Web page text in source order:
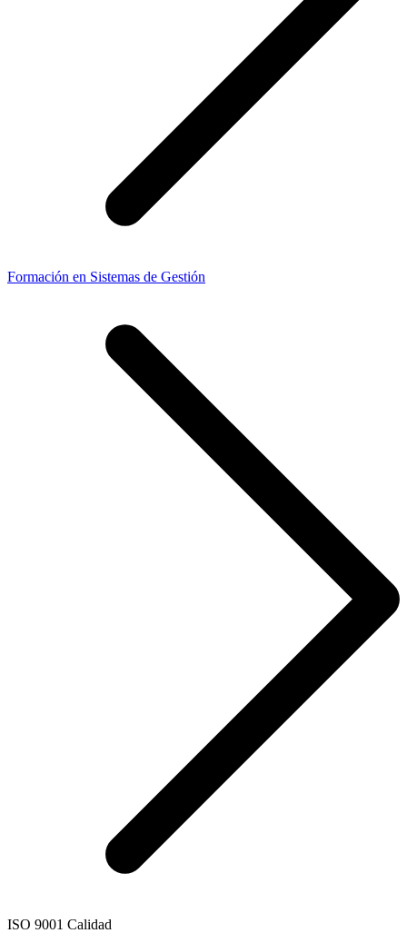
Formación en Sistemas de Gestión
ISO 9001 Calidad